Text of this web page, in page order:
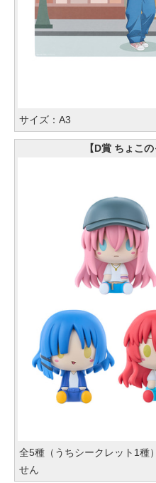
サイズ：A3
【D賞 ちょこ
全5種（うちシークレット1
せん